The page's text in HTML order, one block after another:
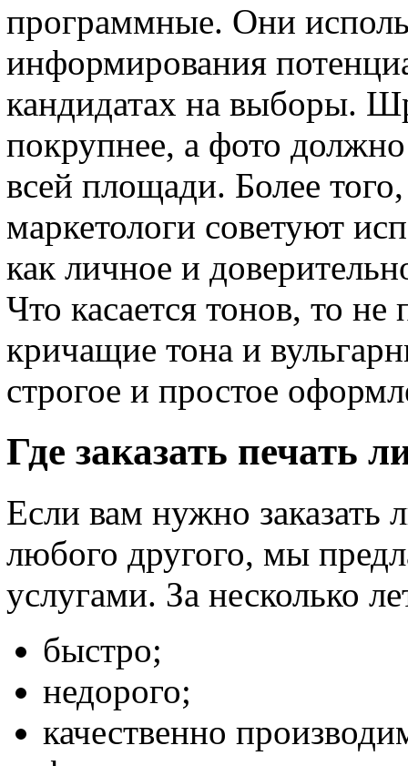
программные. Они
информирования
кандидатах на выборы.
покрупнее, а фото
всей площади. Более
маркетологи советуют
как личное и
Что касается тонов, то
кричащие тона и
строгое и простое
Где заказать печать
Если вам нужно заказать
любого другого, мы
услугами. За несколько
быстро;
недорого;
качественно